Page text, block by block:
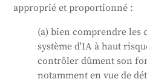
approprié et proportionné :
(a) bien comprendre les
système d'IA à haut
contrôler dûment son
notamment en vue de